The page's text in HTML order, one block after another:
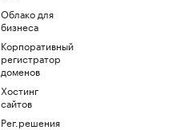
Облако для
бизнеса
Корпоративный
регистратор
доменов
Хостинг
сайтов
Рег.решения